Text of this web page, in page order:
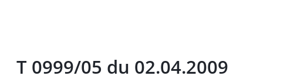
T 0999/05 du 02.04.2009